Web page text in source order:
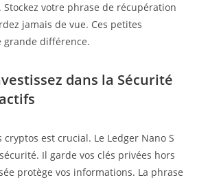
Stockez votre phrase de récupération
jamais de vue. Ces petites
différence.
dans la Sécurité
cryptos est crucial. Le Ledger Nano S
Il garde vos clés privées hors
protège vos informations. La phrase